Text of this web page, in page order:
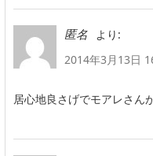
匿名
より:
2014年3月13日
居心地良さげでモアレさん